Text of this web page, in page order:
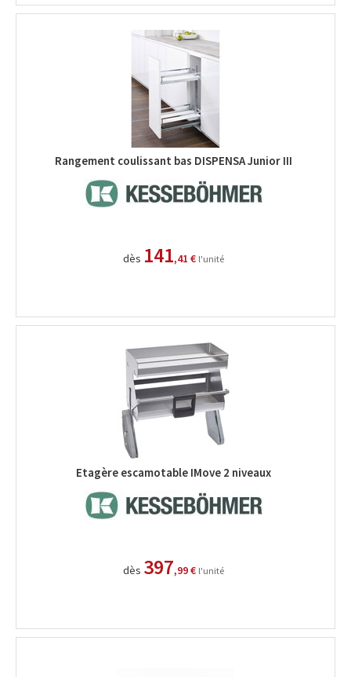
Rangement coulissant bas DISPENSA Junior III
dès 141,41 € l'unité
Etagère escamotable IMove 2 niveaux
dès 397,99 € l'unité